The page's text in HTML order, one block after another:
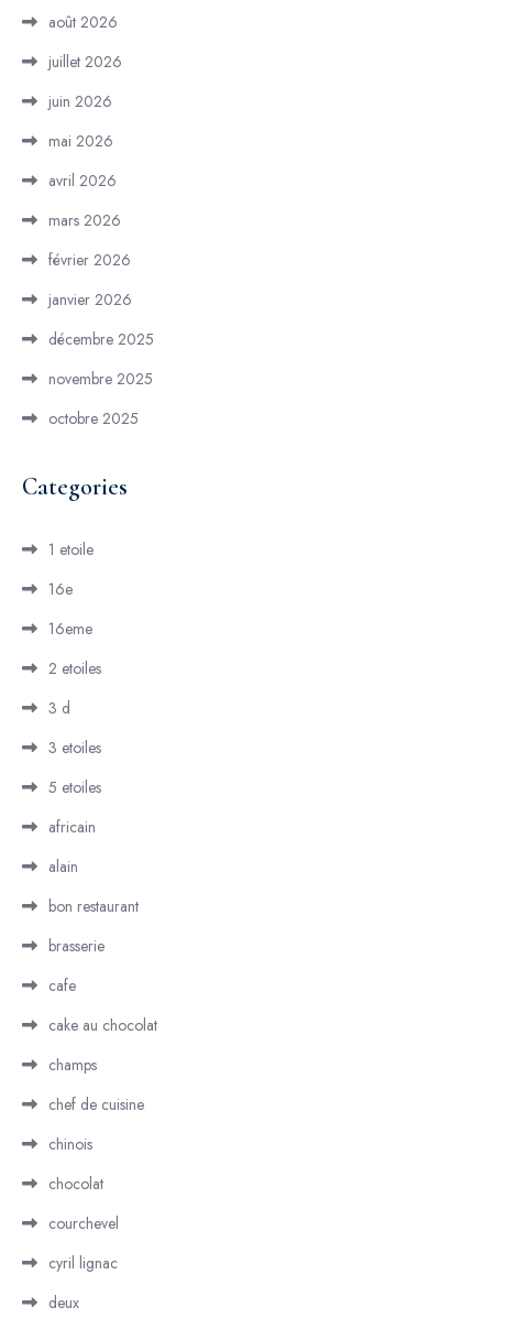
août 2026
juillet 2026
juin 2026
mai 2026
avril 2026
mars 2026
février 2026
janvier 2026
décembre 2025
novembre 2025
octobre 2025
Categories
1 etoile
16e
16eme
2 etoiles
3 d
3 etoiles
5 etoiles
africain
alain
bon restaurant
brasserie
cafe
cake au chocolat
champs
chef de cuisine
chinois
chocolat
courchevel
cyril lignac
deux